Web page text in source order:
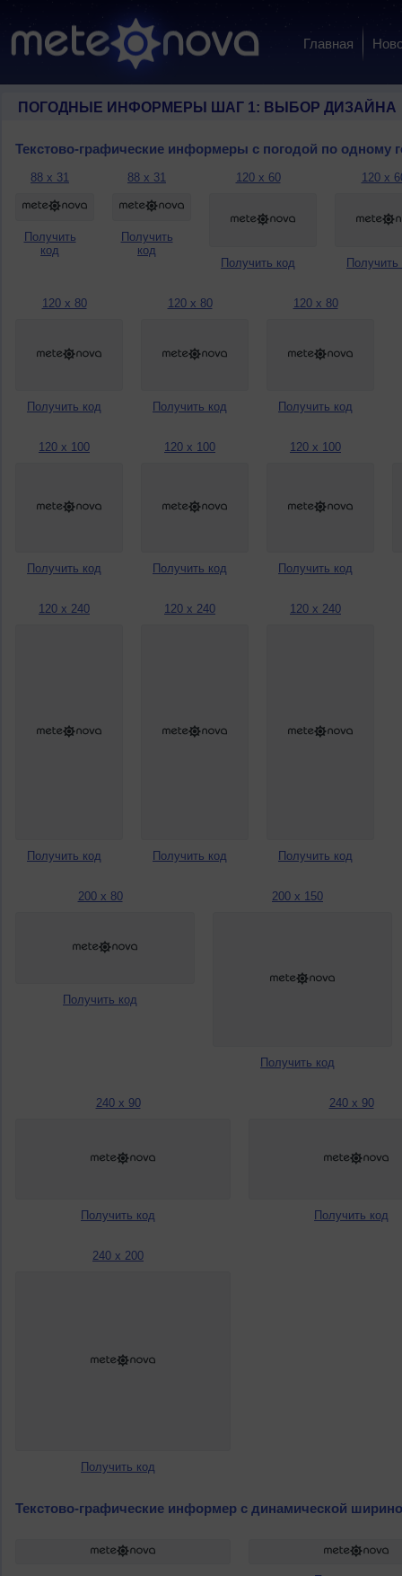
Главная
ПОГОДНЫЕ ИНФОРМЕРЫ ШАГ 1: ВЫБОР ДИЗАЙНА
Текстово-графические информеры с погодой по одному
88 x 31
Получить
код
88 x 31
Получить
код
120 x 60
Получить код
120 x
Получить
120 x 80
Получить код
120 x 80
Получить код
120 x 80
Получить код
120 x 100
Получить код
120 x 100
Получить код
120 x 100
Получить код
120 x 240
Получить код
120 x 240
Получить код
120 x 240
Получить код
200 x 80
Получить код
200 x 150
Получить код
240 x 90
Получить код
240 x 90
Получить код
240 x 200
Получить код
Текстово-графические информер с динамической